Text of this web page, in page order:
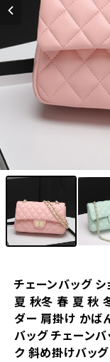
チェーンバッグ
夏 秋冬 春 夏 秋
ダー 肩掛け かば
バッグ チェーン
ク 斜め掛けバッ